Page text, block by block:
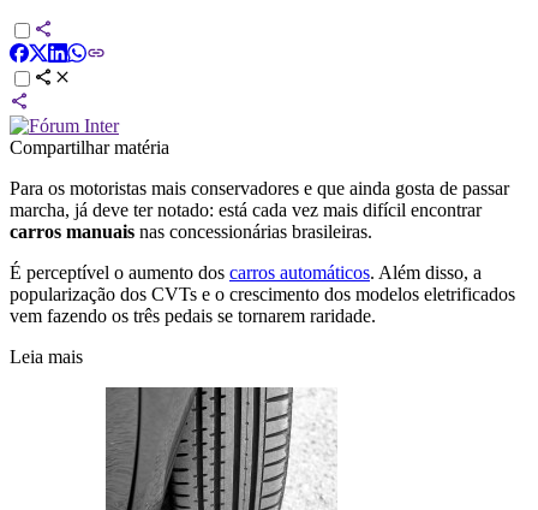
Compartilhar matéria
Para os motoristas mais conservadores e que ainda gosta de passar
marcha, já deve ter notado: está cada vez mais difícil encontrar
carros manuais nas concessionárias brasileiras.
É perceptível o aumento dos carros automáticos. Além disso, a
popularização dos CVTs e o crescimento dos modelos eletrificados
vem fazendo os três pedais se tornarem raridade.
Leia mais